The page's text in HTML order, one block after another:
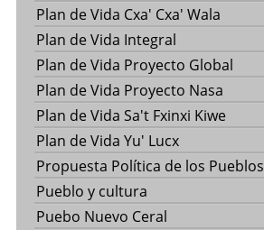
Plan de Vida Cxa' Cxa' Wala
Plan de Vida Integral
Plan de Vida Proyecto Global
Plan de Vida Proyecto Nasa
Plan de Vida Sa't Fxinxi Kiwe
Plan de Vida Yu' Lucx
Propuesta Política de los Pueblos
Pueblo y cultura
Puebo Nuevo Ceral